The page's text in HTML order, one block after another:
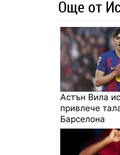
Още от
Астън Вила
привлече
Барселона